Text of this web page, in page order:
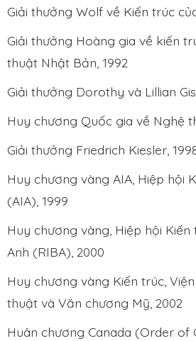
Giải thưởng Wolf về Kiến trúc
Giải thưởng Hoàng gia về kiến
thuật Nhật Bản, 1992
Giải thưởng Dorothy và Lillian
Huy chương Quốc gia về Nghệ
Giải thưởng Friedrich Kiesler,
Huy chương vàng AIA, Hiệp hội
(AIA), 1999
Huy chương vàng, Hiệp hội
Anh (RIBA), 2000
Huy chương vàng Kiến trúc,
thuật và Văn chương Mỹ, 2002
Huân chương Canada (Order of